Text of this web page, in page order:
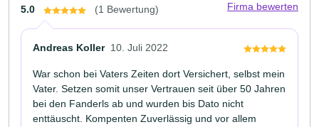
5.0 (1 Bewertung) Firma bewerten
Andreas Koller 10. Juli 2022
War schon bei Vaters Zeiten dort Versichert, selbst mein
Vater. Setzen somit unser Vertrauen seit über 50 Jahren
bei den Fanderls ab und wurden bis Dato nicht
enttäuscht. Kompenten Zuverlässig und vor allem